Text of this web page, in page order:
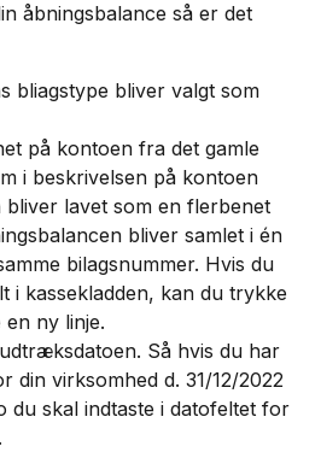
åbningsbalance så er det
bliagstype bliver valgt som
på kontoen fra det gamle
i beskrivelsen på kontoen
bliver lavet som en flerbenet
bliver samlet i én
bilagsnummer. Hvis du
i kassekladden, kan du trykke
ny linje.
Så hvis du har
din virksomhed d. 31/12/2022
du skal indtaste i datofeltet for